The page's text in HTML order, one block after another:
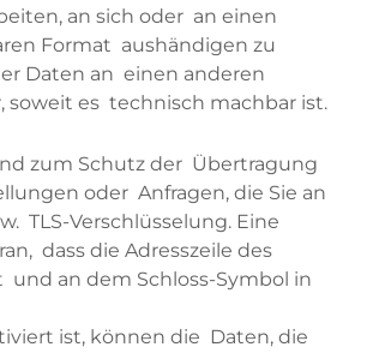
an sich oder an einen
Format aushändigen zu
Daten an einen anderen
soweit es technisch machbar ist.
zum Schutz der Übertragung
oder Anfragen, die Sie an
TLS-Verschlüsselung. Eine
dass die Adresszeile des
an dem Schloss-Symbol in
ist, können die Daten, die